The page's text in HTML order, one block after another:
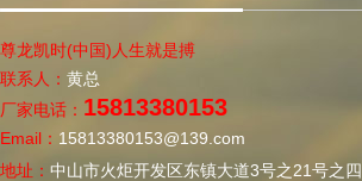
尊龙凯时(中国)人生就是搏
联系人： 黄总
厂家电话： 15813380153
Email： 15813380153@139.com
地址： 中山市火炬开发区东镇大道3号之21号之四